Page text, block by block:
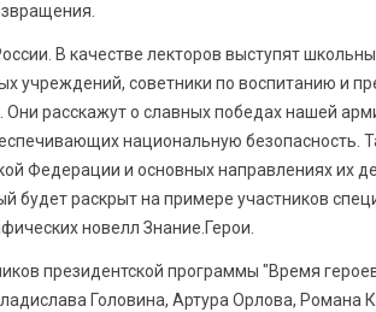
В качестве лекторов выступят
учреждений, советники по воспитанию и
расскажут о славных победах нашей
национальную безопасность.
Федерации и основных направлениях их
будет раскрыт на примере участников
новелл Знание.Герои.
президентской программы "Время
Головина, Артура Орлова, Романа